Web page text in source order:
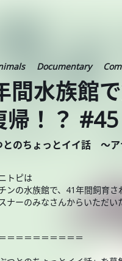
Documentary
間水族館
帰！？ #45
とのちょっとイイ話 ～
トピは
ンの水族館で、41年間飼育
ナーのみなさんからいただい
＝＝＝＝＝＝＝＝＝